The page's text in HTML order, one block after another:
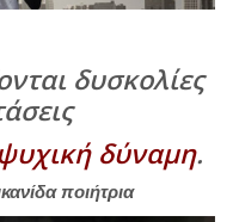
δυσκολίες
δύναμη.
ποιήτρια